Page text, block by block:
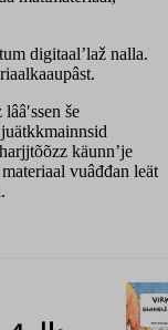
digitaalʼlaž nalla.
še
käunnʼje
vuâđđan leät